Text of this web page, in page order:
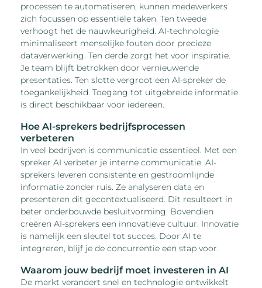
processen te automatiseren, kunnen medewerkers
zich focussen op essentiële taken. Ten tweede
verhoogt het de nauwkeurigheid. AI-technologie
minimaliseert menselijke fouten door precieze
dataverwerking. Ten derde zorgt het voor inspiratie.
Je team blijft betrokken door vernieuwende
presentaties. Ten slotte vergroot een AI-spreker de
toegankelijkheid. Toegang tot uitgebreide informatie
is direct beschikbaar voor iedereen.
Hoe AI-sprekers bedrijfsprocessen
verbeteren
In veel bedrijven is communicatie essentieel. Met een
spreker AI verbeter je interne communicatie. AI-
sprekers leveren consistente en gestroomlijnde
informatie zonder ruis. Ze analyseren data en
presenteren dit gecontextualiseerd. Dit resulteert in
beter onderbouwde besluitvorming. Bovendien
creëren AI-sprekers een innovatieve cultuur. Innovatie
is namelijk een sleutel tot succes. Door AI te
integreren, blijf je de concurrentie een stap voor.
Waarom jouw bedrijf moet investeren in AI
De markt verandert snel en technologie ontwikkelt